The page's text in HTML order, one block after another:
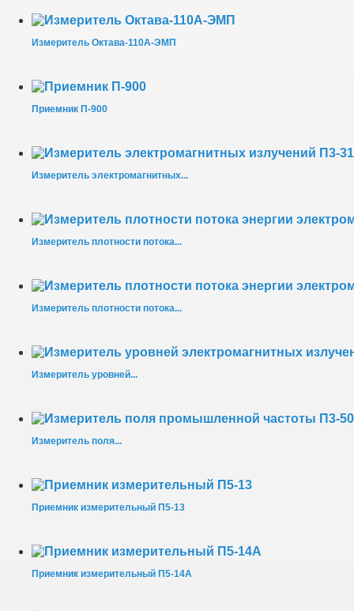
Измеритель Октава-110А-ЭМП
Приемник П-900
Измеритель электромагнитных...
Измеритель плотности потока...
Измеритель плотности потока...
Измеритель уровней...
Измеритель поля...
Приемник измерительный П5-13
Приемник измерительный П5-14А